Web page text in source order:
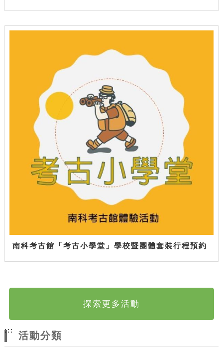
南科考古館「考古小學堂」學校暨團體套裝行程預約
探索更多活動
:::
活動分類